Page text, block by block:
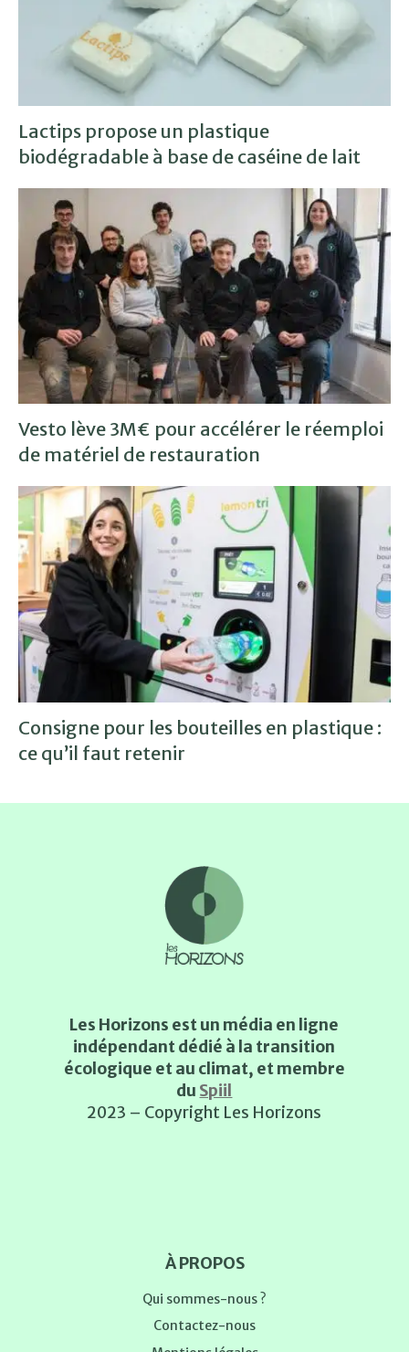
Lactips propose un plastique
biodégradable à base de caséine de lait
Vesto lève 3M€ pour accélérer le réemploi
de matériel de restauration
Consigne pour les bouteilles en plastique :
ce qu’il faut retenir
Les Horizons est un média en ligne
indépendant dédié à la transition
écologique et au climat, et membre
du Spiil
2023 – Copyright Les Horizons
À PROPOS
Qui sommes-nous ?
Contactez-nous